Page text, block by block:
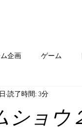
企画 ゲーム
新製品情報
ショウ
読了時間: 3分